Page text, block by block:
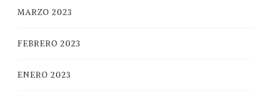
MARZO 2023
FEBRERO 2023
ENERO 2023